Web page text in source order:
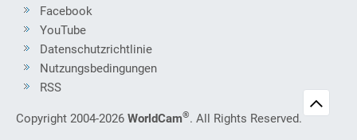
Facebook
YouTube
Datenschutzrichtlinie
Nutzungsbedingungen
RSS
Copyright 2004-2026 WorldCam®. All Rights Reserved.